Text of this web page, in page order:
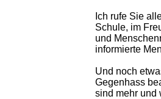
Ich rufe Sie
Schule, im
und
informierte
Und noch
Gegenhass
sind mehr und